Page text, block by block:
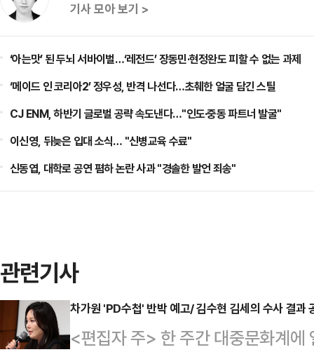
기사 모아 보기 >
‘아는맛’ 된 두뇌 서바이벌…‘레전드’ 장동민·현정완도 피할 수 없는 과제
‘메이드 인 코리아2’ 정우성, 반격 나선다…초췌한 얼굴 담긴 스틸
CJ ENM, 하반기 글로벌 공략 속도낸다…"인도·중동 파트너 발굴"
이신영, 뒤늦은 입대 소식… "신병교육 수료"
신동엽, 대학로 공연 폄하 논란 사과 "경솔한 발언 죄송"
관련기사
차가원 'PD수첩' 반박 예고/ 김수현 김세의 수사 결
<편집자 주> 한 주간 대중문화계